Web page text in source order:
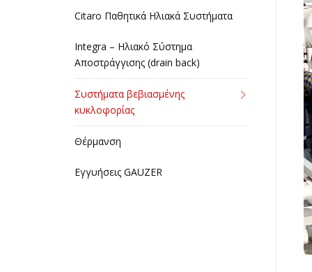
Citaro Παθητικά Ηλιακά Συστήματα
Integra – Ηλιακό Σύστημα
Αποστράγγισης (drain back)
Συστήματα βεβιασμένης
κυκλοφορίας
Θέρμανση
Εγγυήσεις GAUZER